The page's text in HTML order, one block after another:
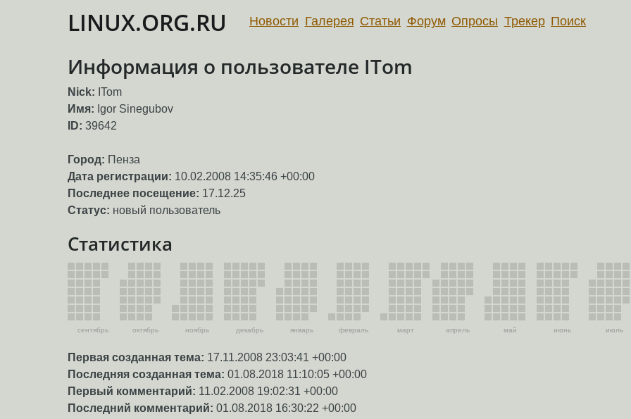
LINUX.ORG.RU Новости Галерея Статьи Форум Опросы Трекер Поиск
Информация о пользователе ITom
Nick: ITom
Имя: Igor Sinegubov
ID: 39642
Город: Пенза
Дата регистрации: 10.02.2008 14:35:46 +00:00
Последнее посещение: 17.12.25
Статус: новый пользователь
Статистика
сентябрь октябрь ноябрь декабрь январь февраль март апрель май июнь июль
Первая созданная тема: 17.11.2008 23:03:41 +00:00
Последняя созданная тема: 01.08.2018 11:10:05 +00:00
Первый комментарий: 11.02.2008 19:02:31 +00:00
Последний комментарий: 01.08.2018 16:30:22 +00:00